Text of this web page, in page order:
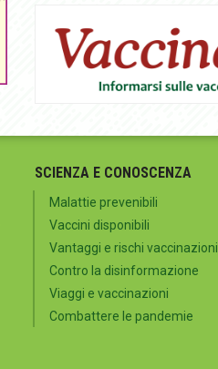
SCIENZA E CONOSCENZA
Malattie prevenibili
Vaccini disponibili
Vantaggi e rischi vaccinazioni
Contro la disinformazione
Viaggi e vaccinazioni
Combattere le pandemie